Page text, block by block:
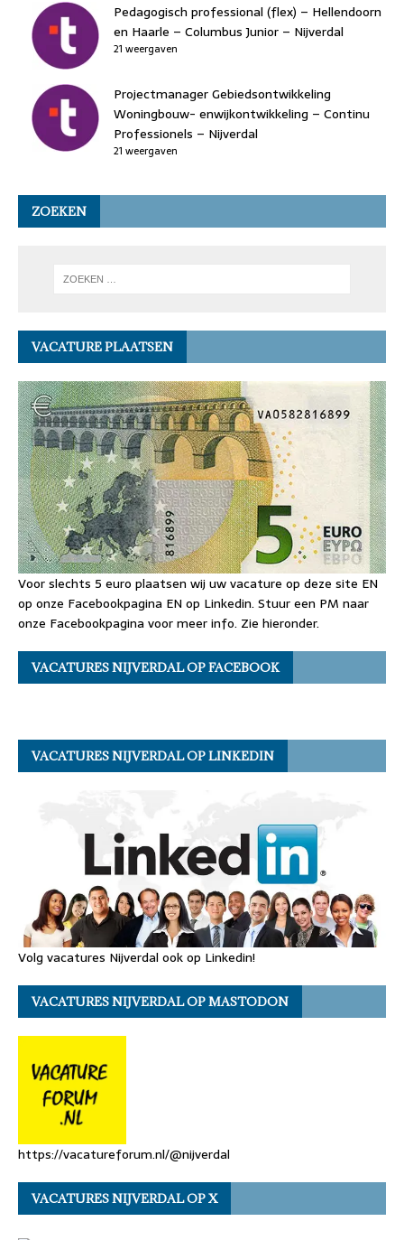
Pedagogisch professional (flex) – Hellendoorn
en Haarle – Columbus Junior – Nijverdal
21 weergaven
Projectmanager Gebiedsontwikkeling
Woningbouw- enwijkontwikkeling – Continu
Professionels – Nijverdal
21 weergaven
ZOEKEN
VACATURE PLAATSEN
Voor slechts 5 euro plaatsen wij uw vacature op deze site EN
op onze Facebookpagina EN op Linkedin. Stuur een PM naar
onze Facebookpagina voor meer info. Zie hieronder.
VACATURES NIJVERDAL OP FACEBOOK
VACATURES NIJVERDAL OP LINKEDIN
Volg vacatures Nijverdal ook op Linkedin!
VACATURES NIJVERDAL OP MASTODON
https://vacatureforum.nl/@nijverdal
VACATURES NIJVERDAL OP X